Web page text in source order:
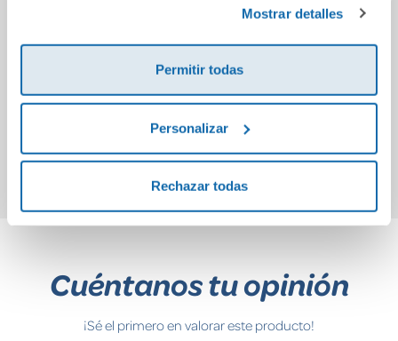
Mostrar detalles
Permitir todas
Personalizar
Rechazar todas
Astérix tras las
Comprar
Ninjas por la cara 1
- ¡Este hámster
Comprar
Cuéntanos tu opinión
¡Sé el primero en valorar este producto!